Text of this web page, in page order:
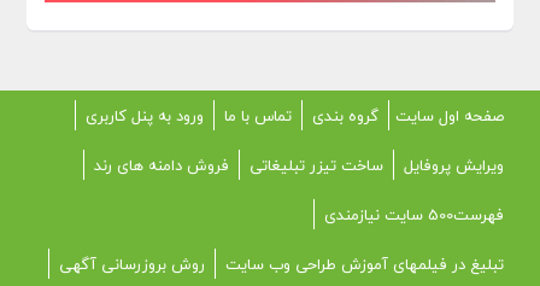
صفحه اول سایت گروه بندی تماس با ما
ورود به پنل کاربری
ویرایش پروفایل
ساخت تیزر تبلیغاتی
فروش دامنه های رند
فهرست500 سایت نیازمندی
تبلیغ در فیلمهای آموزش طراحی وب سایت
روش بروزرسانی آگهی